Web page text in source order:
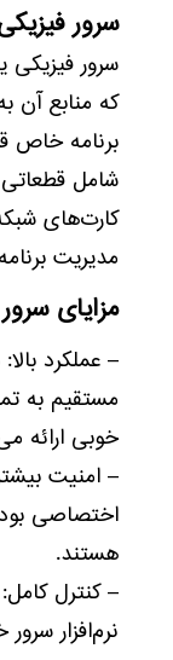
سرور
سرور
که منابع آن
برنامه خاص
شامل قطعاتی
کارت‌های
مدیریت
مزایای
– عملکرد
مستقیم به
خوبی ارائه
– امنیت
اختصاصی
هستند.
– کنترل
نرم‌افزار